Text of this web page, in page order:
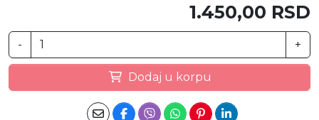
1.450,00 RSD
- +
Dodaj u korpu